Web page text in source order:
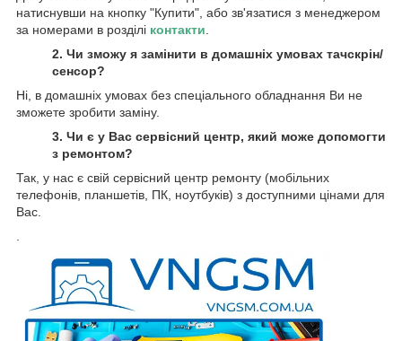
натиснувши на кнопку "Купити", або зв'язатися з менеджером
за номерами в розділі контакти
2. Чи зможу я замінити в домашніх умовах тачскрін/
сенсор?
Ні, в домашніх умовах без спеціального обладнання Ви не
зможете зробити заміну.
3. Чи є у Вас сервісний центр, який може допомогти
з ремонтом?
Так, у нас є свій сервісний центр ремонту (мобільних
телефонів, планшетів, ПК, ноутбуків) з доступними цінами для
Вас.